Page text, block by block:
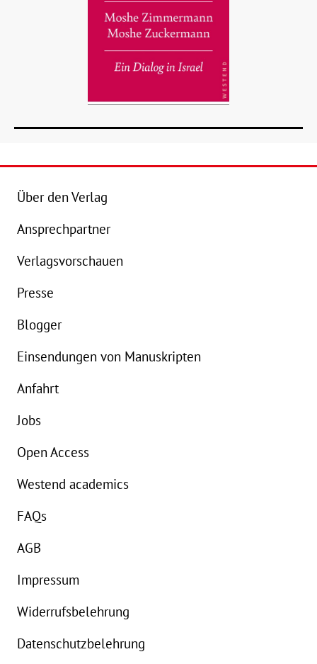
Über den Verlag
Ansprechpartner
Verlagsvorschauen
Presse
Blogger
Einsendungen von Manuskripten
Anfahrt
Jobs
Open Access
Westend academics
FAQs
AGB
Impressum
Widerrufsbelehrung
Datenschutzbelehrung